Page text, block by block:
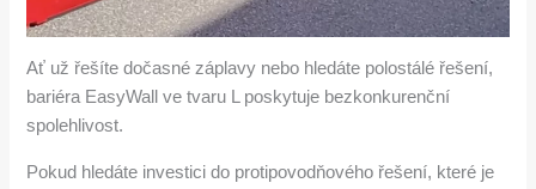
Ať už řešíte dočasné záplavy nebo hledáte polostálé řešení,
bariéra EasyWall ve tvaru L poskytuje bezkonkurenční
spolehlivost.
Pokud hledáte investici do protipovodňového řešení, které je